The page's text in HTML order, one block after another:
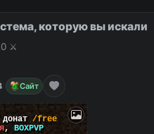
которую вы искали
⚔️
Сайт
донат /free
, BOXPVP